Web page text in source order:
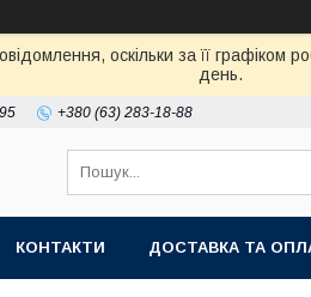
оскільки за її
день.
+380 (63) 283-18-88
КОНТАКТИ ДОСТАВКА ТА